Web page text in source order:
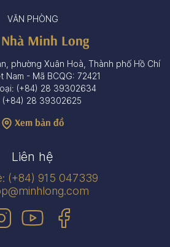
VĂN PHÒNG
Minh Long
phường Xuân Hoà, Thành phố Hồ Chí
Nam - Mã BCQG: 72421
(+84) 28 39302634
(+84) 28 39302625
Xem bản đồ
Liên hệ
(+84) 915 047339